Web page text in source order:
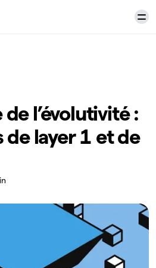
l’évolutivité :
de layer 1 et de